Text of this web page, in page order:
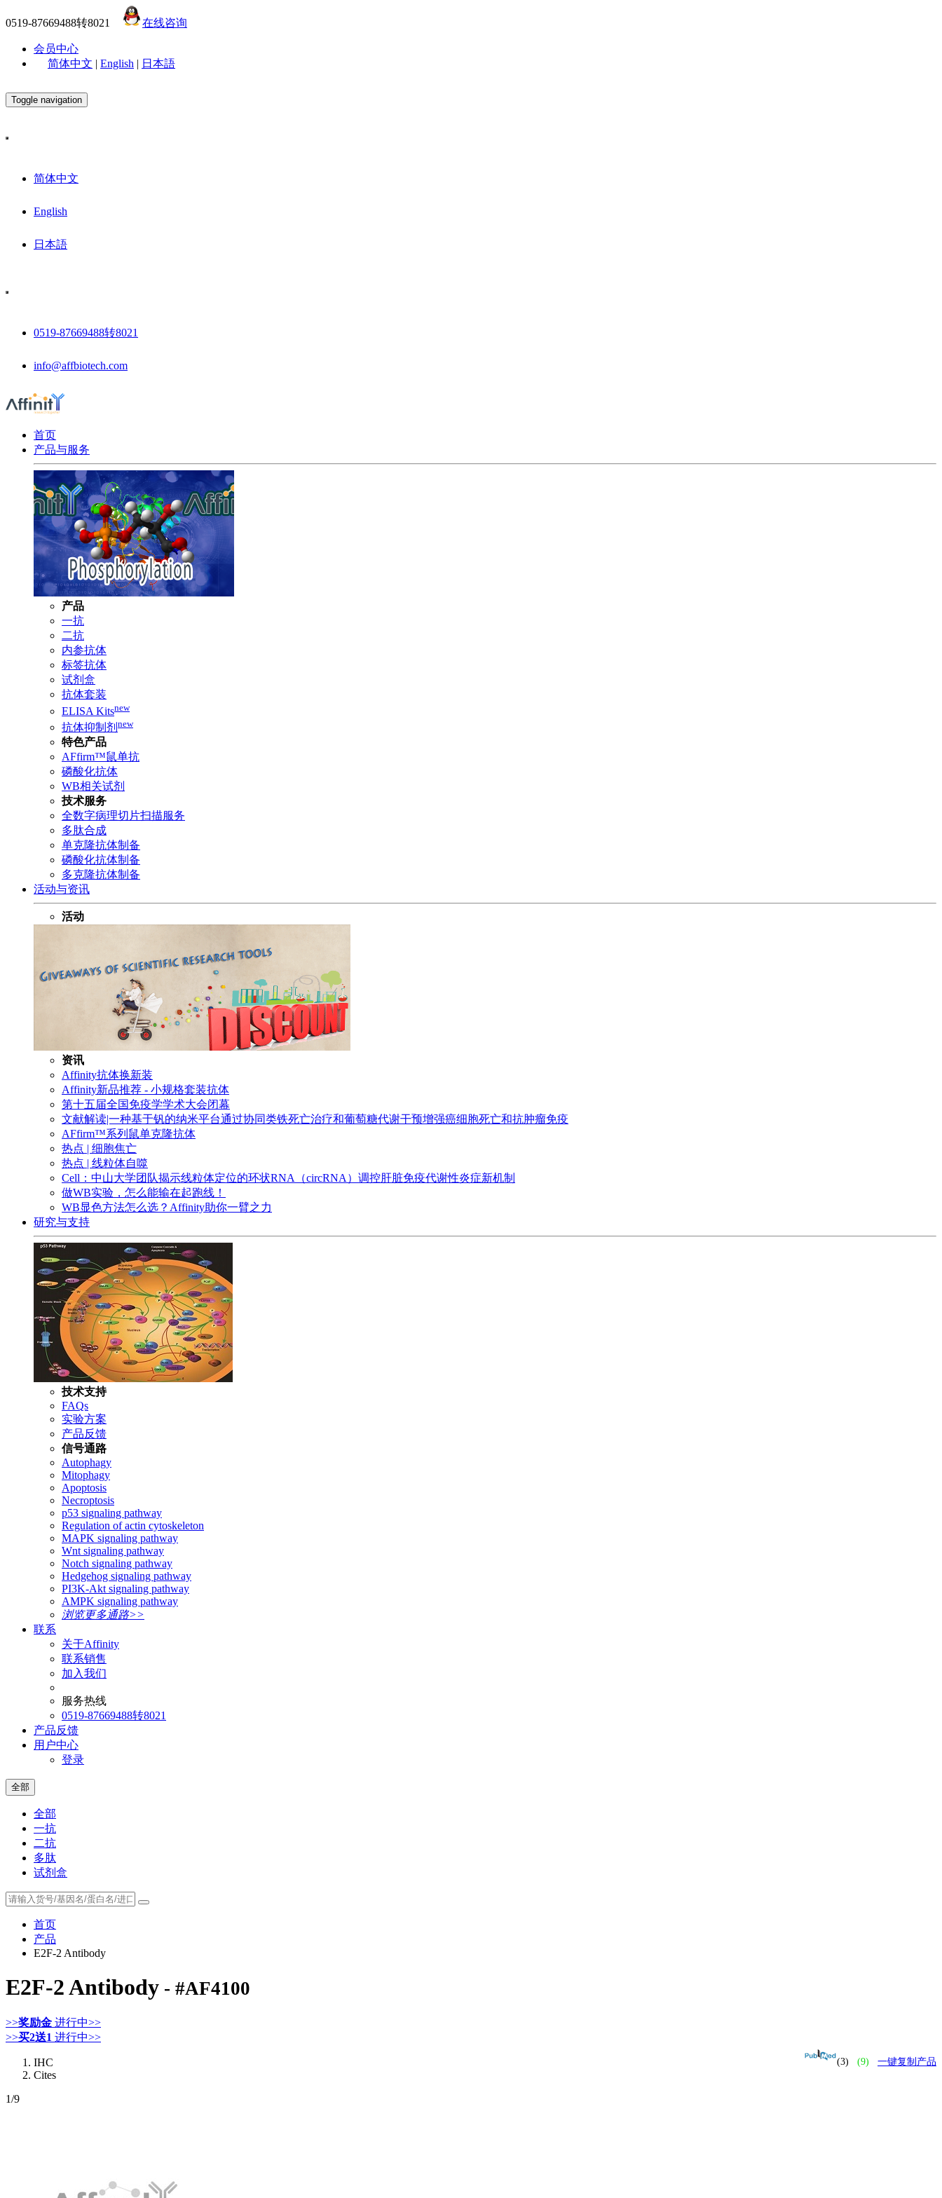
0519-87669488转8021 在线咨询
会员中心
简体中文 | English | 日本語
Toggle navigation
简体中文
English
日本語
0519-87669488转8021
info@affbiotech.com
首页
产品与服务
产品
一抗
二抗
内参抗体
标签抗体
试剂盒
抗体套装
ELISA Kitsnew
抗体抑制剂 new
特色产品
AFfirm™鼠单抗
磷酸化抗体
WB相关试剂
技术服务
全数字病理切片扫描服务
多肽合成
单克隆抗体制备
磷酸化抗体制备
多克隆抗体制备
活动与资讯
活动
资讯
Affinity抗体换新装
Affinity新品推荐 - 小规格套装抗体
第十五届全国免疫学学术大会闭幕
文献解读|一种基于钒的纳米平台通过协同类铁死亡治疗和葡萄糖代谢干预增强癌细胞死亡和抗肿瘤免疫
AFfirm™系列鼠单克隆抗体
热点 | 细胞焦亡
热点 | 线粒体自噬
Cell：中山大学团队揭示线粒体定位的环状RNA（circRNA）调控肝脏免疫代谢性炎症新机制
做WB实验，怎么能输在起跑线！
WB显色方法怎么选？Affinity助你一臂之力
研究与支持
技术支持
FAQs
实验方案
产品反馈
信号通路
Autophagy
Mitophagy
Apoptosis
Necroptosis
p53 signaling pathway
Regulation of actin cytoskeleton
MAPK signaling pathway
Wnt signaling pathway
Notch signaling pathway
Hedgehog signaling pathway
PI3K-Akt signaling pathway
AMPK signaling pathway
浏览更多通路>>
联系
关于Affinity
联系销售
加入我们
服务热线
0519-87669488转8021
产品反馈
用户中心
登录
全部
全部
一抗
二抗
多肽
试剂盒
首页
产品
E2F-2 Antibody
E2F-2 Antibody - #AF4100
>>奖励金 进行中>>
>>买2送1 进行中>>
(3) (9) 一键复制产品
IHC
Cites
1/9